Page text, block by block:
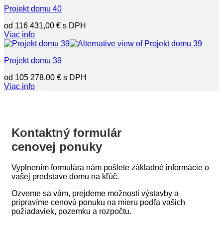
Projekt domu 40
116 431,00 €
Viac info
Projekt domu 39
105 278,00 €
Viac info
Kontaktný formulár
cenovej ponuky
Vyplnením formulára nám pošlete základné informácie o
vašej predstave domu na kľúč.
Ozveme sa vám, prejdeme možnosti výstavby a
pripravíme cenovú ponuku na mieru podľa vašich
požiadaviek, pozemku a rozpočtu.